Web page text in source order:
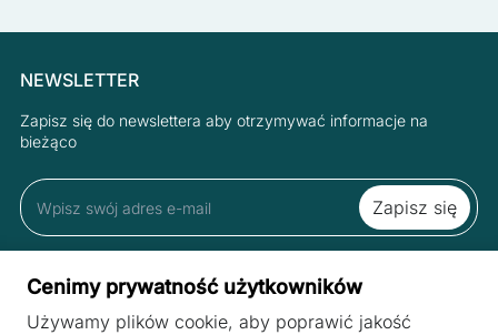
NEWSLETTER
Zapisz się do newslettera aby otrzymywać informacje na
bieżąco
Prywatności.
Cenimy prywatność użytkowników
Używamy plików cookie, aby poprawić jakość